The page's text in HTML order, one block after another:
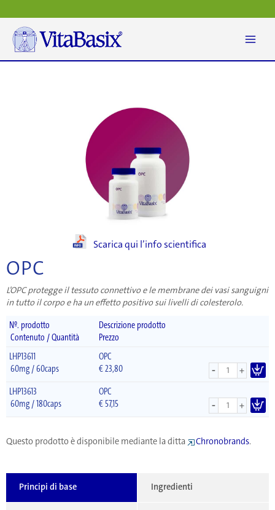
al
contenuto
Scarica qui l’info scientifica
OPC
L’OPC protegge il tessuto connettivo e le membrane dei vasi sanguigni
in tutto il corpo e ha un effetto positivo sui livelli di colesterolo.
Nº. prodotto
Descrizione prodotto
Contenuto / Quantità
Prezzo
LHP13611
OPC
60mg / 60caps
€23,80 - +
LHP13613
OPC
60mg / 180caps
€57,15 - +
Questo prodotto è disponibile mediante la ditta Chronobrands.
Principi di base Ingredienti